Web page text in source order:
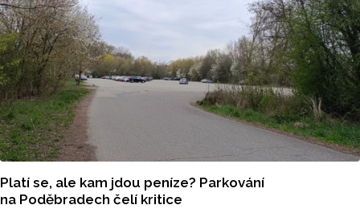
Platí se, ale kam jdou peníze? Parkování
na Poděbradech čelí kritice